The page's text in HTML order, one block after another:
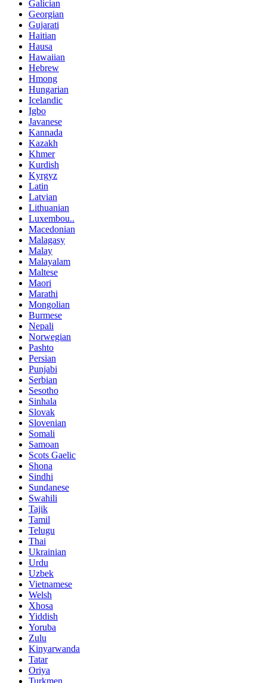
Galician
Georgian
Gujarati
Haitian
Hausa
Hawaiian
Hebrew
Hmong
Hungarian
Icelandic
Igbo
Javanese
Kannada
Kazakh
Khmer
Kurdish
Kyrgyz
Latin
Latvian
Lithuanian
Luxembou..
Macedonian
Malagasy
Malay
Malayalam
Maltese
Maori
Marathi
Mongolian
Burmese
Nepali
Norwegian
Pashto
Persian
Punjabi
Serbian
Sesotho
Sinhala
Slovak
Slovenian
Somali
Samoan
Scots Gaelic
Shona
Sindhi
Sundanese
Swahili
Tajik
Tamil
Telugu
Thai
Ukrainian
Urdu
Uzbek
Vietnamese
Welsh
Xhosa
Yiddish
Yoruba
Zulu
Kinyarwanda
Tatar
Oriya
Turkmen